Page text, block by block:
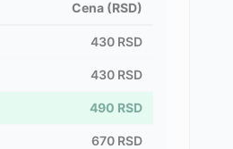
Cena (RSD)
430 RSD
430 RSD
490 RSD
670 RSD